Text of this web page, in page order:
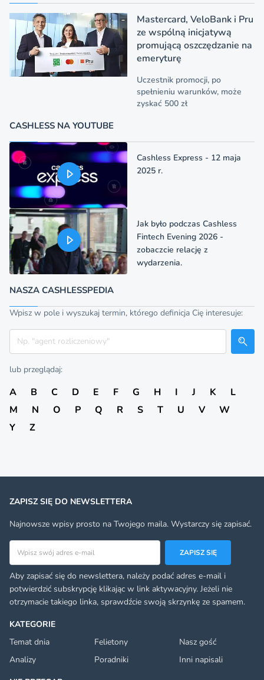
Mastercard, VeloBank i Pru
ze wspólną inicjatywą
promującą oszczędzanie na
emeryturę
Uczestnik promocji, po
spełnieniu warunków, może
zyskać 500 zł
CASHLESS NA YOUTUBE
Cashless Express - 12 maja
2025 r.
Jak było podczas Cashless
Fintech Evening 2026 -
zobaczcie relację z
wydarzenia.
NASZA CASHLESSPEDIA
Wpisz w pole i wyszukaj termin, którego definicja Cię interesuje:
Szukaj
lub przeglądaj:
A B C D E F G H I J K
L
M
N O P Q R S T U V
W
Y
Z
KATEGORIE
Temat dnia
Felietony
Nasz gość
Analizy
Poradniki
Inni napisali
ZAPISZ SIĘ DO NEWSLETTERA
Najnowsze wpisy prosto na Twojego maila. Wystarczy się zapisać.
Adres email
ZAPISZ SIĘ
Aby zapisać się do newslettera, należy podać adres e-mail i
potwierdzić subskrypcję klikając w link aktywacyjny. Jeżeli nie
otrzymacie takiego linka, sprawdźcie swoją skrzynkę ze spamem.